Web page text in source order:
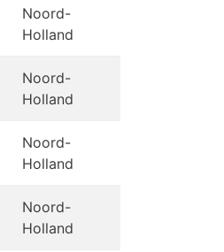
Noord-
Holland
Noord-
Holland
Noord-
Holland
Noord-
Holland